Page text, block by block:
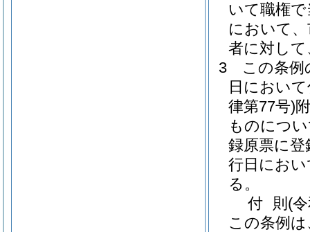
いて職権
において
者に対し
3
この条例
日におい
律第77号)
ものにつ
録原票に
行日にお
る。
付 則 (
この条例